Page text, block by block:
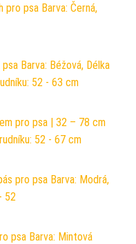
psa Barva: Černá,
Barva: Béžová, Délka
52 - 63 cm
pro psa | 32 – 78 cm
52 - 67 cm
pro psa Barva: Modrá,
52
psa Barva: Mintová